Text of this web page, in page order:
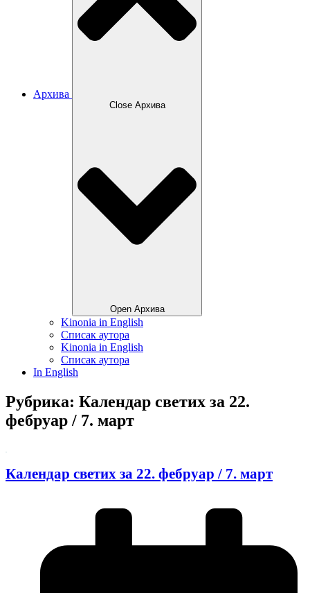
Архива
Close Архива
Open Архива
Kinonia in English
Списак аутора
Kinonia in English
Списак аутора
In English
Рубрика: Календар светих за 22.
фебруар / 7. март
Календар светих за 22. фебруар / 7. март